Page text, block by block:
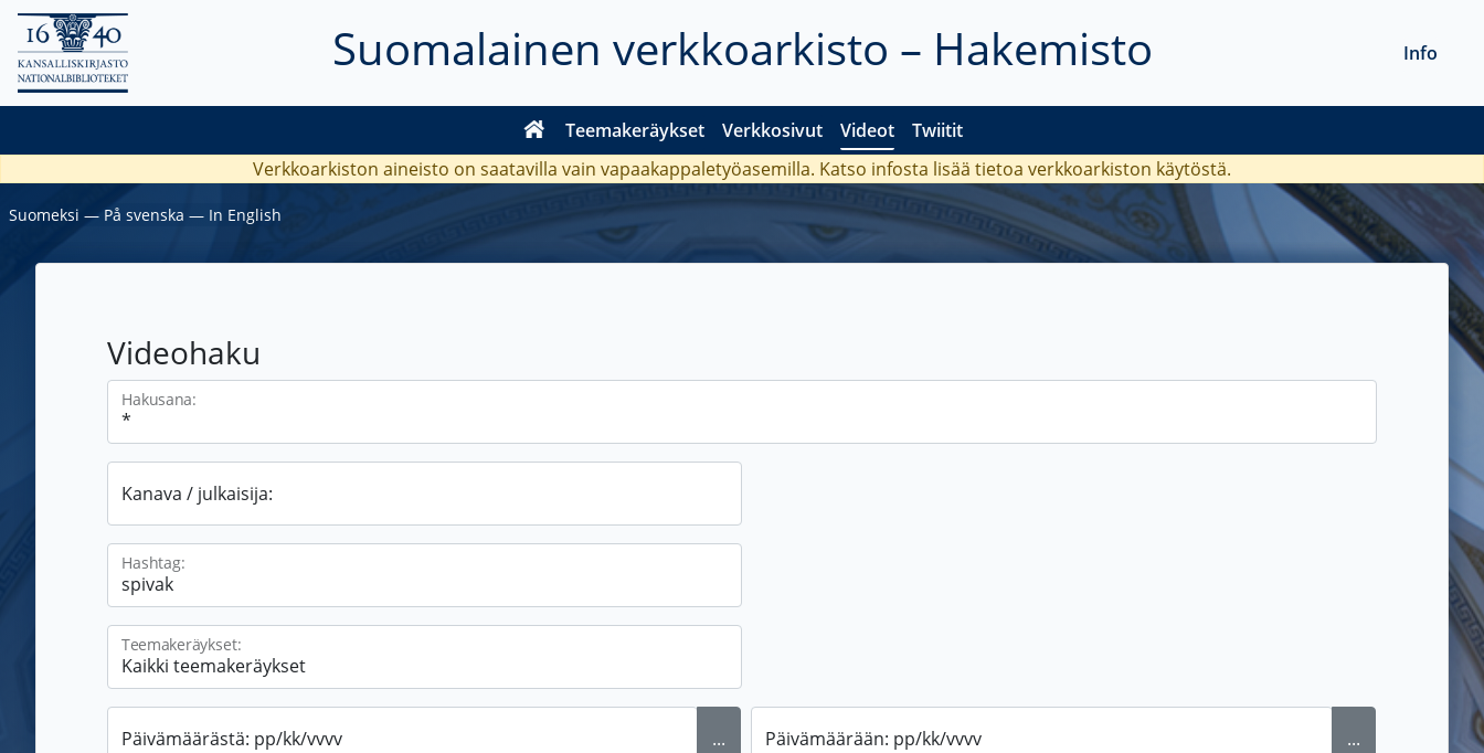
Suomalainen verkkoarkisto – Hakemisto
Teemakeräykset Verkkosivut Videot Twiitit
Info
Verkkoarkiston aineisto on saatavilla vain vapaakappaletyöasemilla. Katso infosta lisää tietoa verkkoarkiston käytöstä.
Suomeksi ― På svenska ― In English
Videohaku
Hakusana:
Kanava / julkaisija:
Hashtag:
Teemakeräykset:
Päivämäärästä: pp/kk/vvvv ... Päivämäärään: pp/kk/vvvv ...